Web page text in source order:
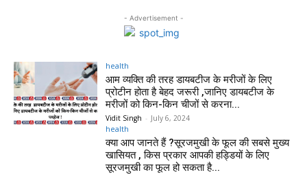
- Advertisement -
health
आम व्यक्ति की तरह डायबटीज के मरीजों के लिए
प्रोटीन होता है बेहद जरूरी ,जानिए डायबटीज के
मरीजों को किन-किन चीजों से करना...
Vidit Singh - July 6, 2024
health
क्या आप जानते हैं ?सूरजमुखी के फूल की सबसे मुख्य
खासियत , किस प्रकार आपकी हड्डियों के लिए
सूरजमुखी का फूल हो सकता है...